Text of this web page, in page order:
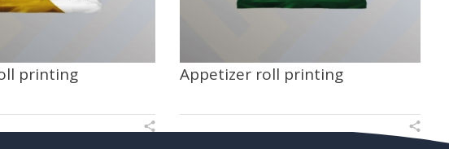
printing Appetizer roll printing